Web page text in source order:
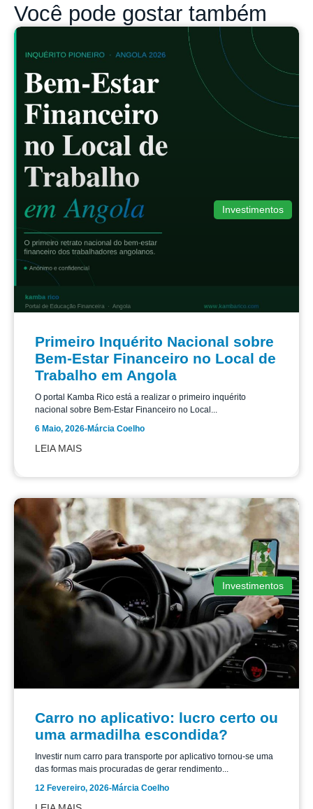
Você pode gostar também
Investimentos
Primeiro Inquérito Nacional sobre
Bem-Estar Financeiro no Local de
Trabalho em Angola
O portal Kamba Rico está a realizar o primeiro inquérito
nacional sobre Bem-Estar Financeiro no Local...
6 Maio, 2026-Márcia Coelho
LEIA MAIS
Investimentos
Carro no aplicativo: lucro certo ou
uma armadilha escondida?
Investir num carro para transporte por aplicativo tornou-se uma
das formas mais procuradas de gerar rendimento...
12 Fevereiro, 2026-Márcia Coelho